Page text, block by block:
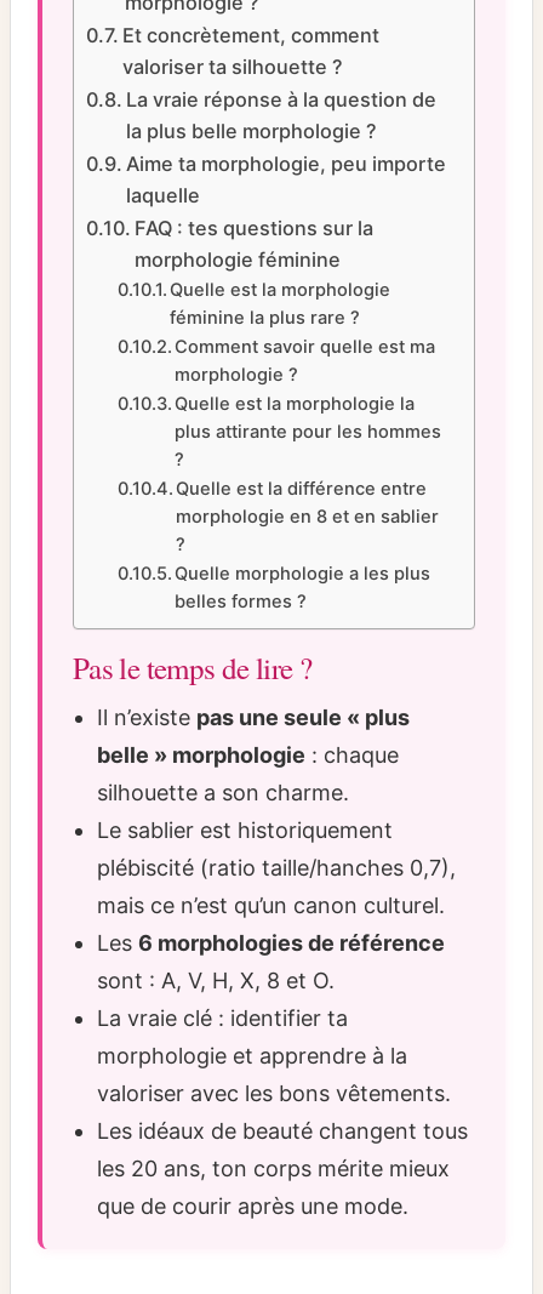
Et concrètement, comment
valoriser ta silhouette ?
La vraie réponse à la question de
la plus belle morphologie ?
Aime ta morphologie, peu importe
laquelle
FAQ : tes questions sur la
morphologie féminine
Quelle est la morphologie
féminine la plus rare ?
Comment savoir quelle est ma
morphologie ?
Quelle est la morphologie la
plus attirante pour les hommes
?
Quelle est la différence entre
morphologie en 8 et en sablier
?
Quelle morphologie a les plus
belles formes ?
Pas le temps de lire ?
Il n’existe pas une seule « plus
belle » morphologie : chaque
silhouette a son charme.
Le sablier est historiquement
plébiscité (ratio taille/hanches 0,7),
mais ce n’est qu’un canon culturel.
Les 6 morphologies de référence
sont : A, V, H, X, 8 et O.
La vraie clé : identifier ta
morphologie et apprendre à la
valoriser avec les bons vêtements.
Les idéaux de beauté changent tous
les 20 ans, ton corps mérite mieux
que de courir après une mode.